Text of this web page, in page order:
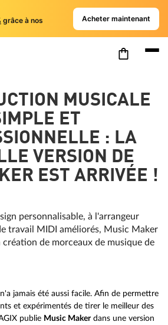
grâce à nos
Acheter maintenant
MUSICALE
ET
: LA
VERSION DE
EST ARRIVÉE !
personnalisable, à l'arrangeur
travail MIDI améliorés, Music Maker
de morceaux de musique de
jamais été aussi facile. Afin de permettre
et expérimentés de tirer le meilleur des
publie Music Makerdans une version